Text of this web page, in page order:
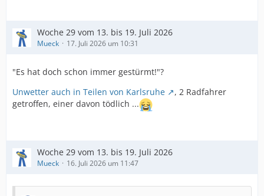
Woche 29 vom 13. bis 19. Juli 2026
Mueck 17. Juli 2026 um 10:31
"Es hat doch schon immer gestürmt!"?
Unwetter auch in Teilen von Karlsruhe
, 2 Radfahrer
getroffen, einer davon tödlich ...
Woche 29 vom 13. bis 19. Juli 2026
Mueck 16. Juli 2026 um 11:47